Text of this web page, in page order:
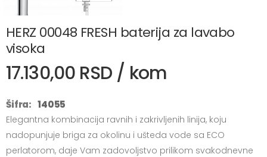
HERZ 00048 FRESH baterija za lavabo
visoka
17.130,00 RSD / kom
Šifra: 14055
Elegantna kombinacija ravnih i zakrivljenih linija, koju
nadopunjuje briga za okolinu i ušteda vode sa ECO
perlatorom, daje Vam zadovoljstvo prilikom svakodnevne